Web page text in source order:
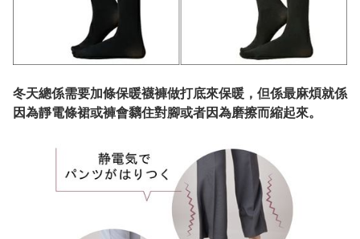
冬天總係需要加條保暖襪褲做打底來保暖，但係最麻煩就係
因為靜電條裙或褲會黐住對腳或者因為磨擦而縮起來。